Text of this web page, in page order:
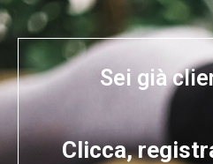
Sei già
Clicca,